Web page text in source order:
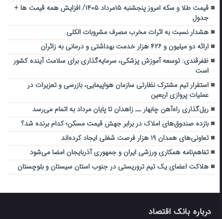
قیمت طلا و سکه امروز پنجشنبه ۱۵مرداد ۱۴۰۵/ افزایش همه قیمت ها +
جدول
هشدار نسبت به اثرات مخرب مصرف مشروبات الکلی
ارائه دو میلیون و ۴۲۶ هزار خدمت بهداشتی و درمانی به زائران
ظفرقندی: توسعه آموزش پزشکی، سرمایه‌گذاری برای سلامت آینده کشور
است
استقرار تیم مشترک نظارتی سازمان هواپیمایی، بازرسی و تعزیرات در
عملیات پروازی اربعین
ریل‌گذاری راه‌آهن چابهار ــ زاهدان تا پایان مرداد به اتمام می‌رسد
بازده صندوق‌های املاک در برابر جهش قیمت مسکن؛ کدام برنده شد؟
تعاونی‌های همدان ۱۹ هزار فرصت شغلی ایجاد کرده‌اند
تفاهم‌نامه همکاری ورزشی ایران و جمهوری آذربایجان امضا می‌شود
هلاکت اعضای یک تیم تروریستی در جنوب استان سیستان و بلوچستان
درباره بانک اقتصاد